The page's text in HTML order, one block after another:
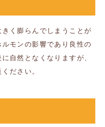
く膨らんでしまうことが
モンの影響であり良性の
自然となくなりますが、
ださい。